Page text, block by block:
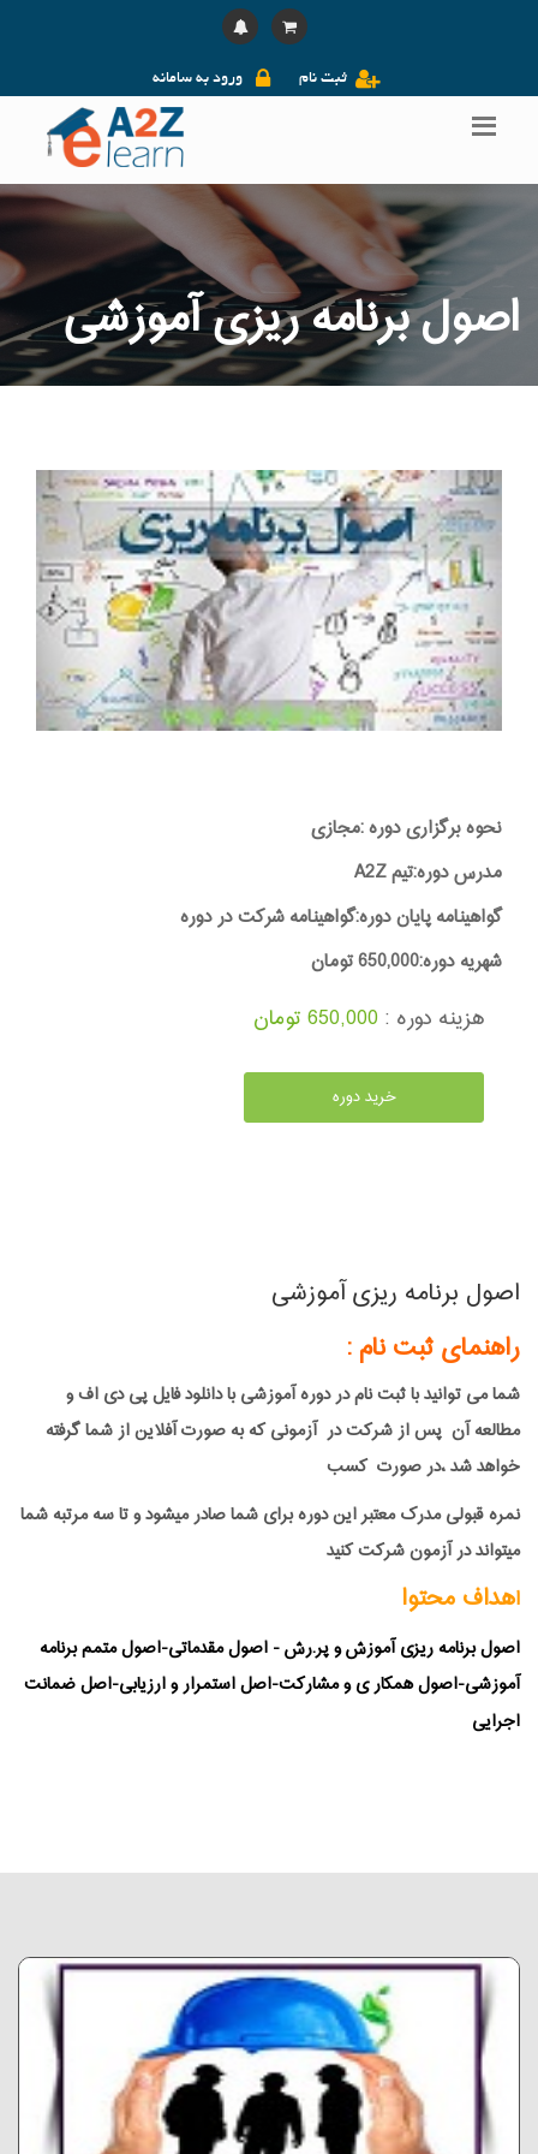
ورود به سامانه ثبت نام
اصول برنامه ریزی آموزشی
نحوه برگزاری دوره :مجازی
مدرس دوره:تیم A2Z
گواهینامه پایان دوره:گواهینامه شرکت در دوره
شهریه دوره:650,000 تومان
هزینه دوره : 650,000 تومان
خرید دوره
اصول برنامه ریزی آموزشی
راهنمای ثبت نام :
شما می توانید با ثبت نام در دوره آموزشی با دانلود فایل پی دی اف و
مطالعه آن پس از شرکت در آزمونی که به صورت آفلاین از شما گرفته
خواهد شد ،در صورت کسب
نمره قبولی مدرک معتبر این دوره برای شما صادر میشود و تا سه مرتبه شما
میتواند در آزمون شرکت کنید
اهداف محتوا
اصول برنامه ریزی آموزش و پر.رش - اصول مقدماتی-اصول متمم برنامه
آموزشی-اصول همکار ی و مشارکت-اصل استمرار و ارزیابی-اصل ضمانت
اجرایی